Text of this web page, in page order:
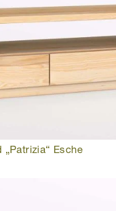
„Patrizia“ Esche